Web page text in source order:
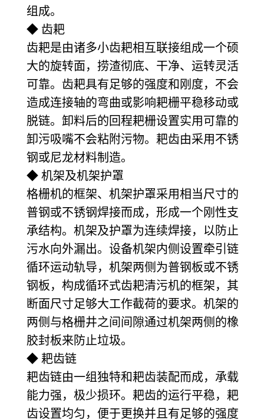
组成。
◆ 齿耙
齿耙是由诸多小齿耙相互联接组成一个硕
大的旋转面，捞渣彻底、干净、运转灵活
可靠。齿耙具有足够的强度和刚度，不会
造成连接轴的弯曲或影响耙栅平稳移动或
脱链。卸料后的回程耙栅设置实用可靠的
卸污吸嘴不会粘附污物。耙齿由采用不锈
钢或尼龙材料制造。
◆ 机架及机架护罩
格栅机的框架、机架护罩采用相当尺寸的
普钢或不锈钢焊接而成，形成一个刚性支
承结构。机架及护罩为连续焊接，以防止
污水向外漏出。设备机架内侧设置牵引链
循环运动轨导，机架两侧为普钢板或不锈
钢板，构成循环式齿耙清污机的框架，其
断面尺寸足够大工作截荷的要求。机架的
两侧与格栅井之间间隙通过机架两侧的橡
胶封板来防止垃圾。
◆ 耙齿链
耙齿链由一组独特和耙齿装配而成，承载
能力强，极少损环。耙齿的运行平稳，耙
齿设置均匀，便于更换并且有足够的强度